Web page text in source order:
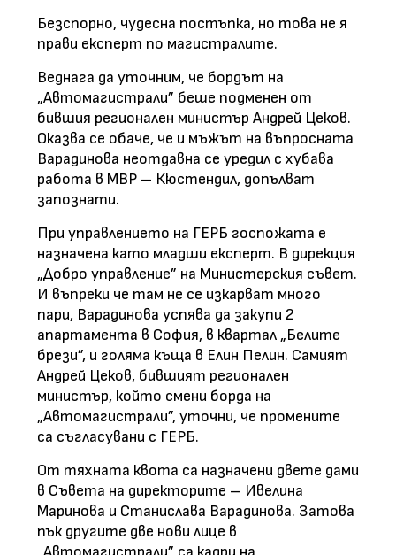
Безспорно, чудесна постъпка, но това не я
прави експерт по магистралите.
Веднага да уточним, че бордът на
„Автомагистрали” беше подменен от
бившия регионален министър Андрей Цеков.
Оказва се обаче, че и мъжът на въпросната
Варадинова неотдавна се уредил с хубава
работа в МВР – Кюстендил, допълват
запознати.
При управлението на ГЕРБ госпожата е
назначена като младши експерт. В дирекция
„Добро управление” на Министерския съвет.
И въпреки че там не се изкарват много
пари, Варадинова успява да закупи 2
апартамента в София, в квартал „Белите
брези”, и голяма къща в Елин Пелин. Самият
Андрей Цеков, бившият регионален
министър, който смени борда на
„Автомагистрали”, уточни, че промените
са съгласувани с ГЕРБ.
От тяхната квота са назначени двете дами
в Съвета на директорите – Ивелина
Маринова и Станислава Варадинова. Затова
пък другите две нови лице в